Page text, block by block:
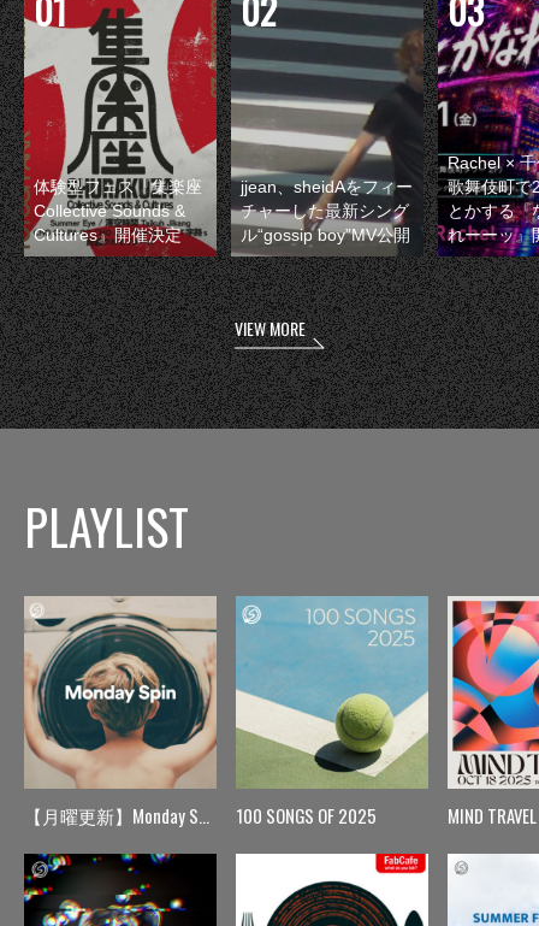
体験型フェス『集楽座
Collective Sounds &
Cultures』開催決定
jjean、sheidAをフィー
チャーした最新シング
ル“gossip boy”MV公開
Rachel ×
歌舞伎町で
とかする『
れーーッ』
VIEW MORE
PLAYLIST
【月曜更新】Monday Spin 100 SONGS OF 2025 MIND TRAVEL